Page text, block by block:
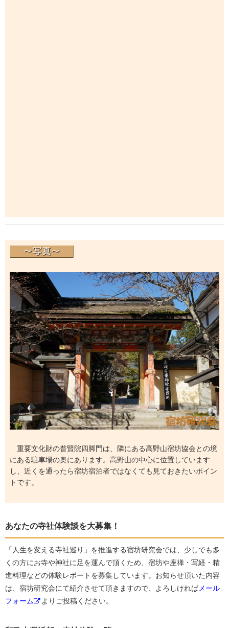
重要文化財の普賢院四脚門は、隣にある高野山宿坊協会との境
にある駐車場の奥にあります。高野山の中心に位置しています
し、近くを通ったら宿坊宿泊者ではなくても見ておきたいポイン
トです。
あなたの寺社体験談を大募集！
「人生を変える寺社巡り」を推進する宿坊研究会では、少しでも多
くの方にお寺や神社に足を運んで頂くため、宿坊や座禅・写経・精
進料理などの体験レポートを募集しています。お知らせ頂いた内容
は、宿坊研究会にて紹介させて頂きますので、よろしければ メール
フォーム
よりご投稿ください。